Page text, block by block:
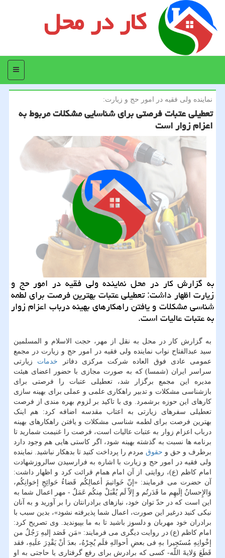
کار در محل
منو
نماینده ولی فقیه در امور حج و زیارت:
تعطیلی عتبات فرصتی برای شناسایی مشكلات مربوط به
اعزام زوار است
به گزارش کار در محل نماینده ولی فقیه در امور حج و
زیارت اظهار داشت: تعطیلی عتبات بهترین فرصت برای لطمه
شناسی مشکلات و یافتن راهکارهای بهینه درباب اعزام زوار
به عتبات عالیات است.
به گزارش کار در محل به نقل از مهر، حجت الاسلام و المسلمین
سید عبدالفتاح نواب نماینده ولی فقیه در امور حج و زیارت در مجمع
عمومی عادی فوق العاده شرکت مرکزی دفاتر خدمات زیارتی
سراسر ایران (شمسا) که به صورت مجازی با حضور اعضای هیئت
مدیره این مجمع برگزار شد، تعطیلی عتبات را فرصتی برای
بازشناسی مشکلات و تدبیر راهکاری علمی و عملی برای بهینه سازی
کارهای این حوزه برشمرد. وی با تاکید بر لزوم بهره مندی از فرصت
تعطیلی سفرهای زیارتی به اعتاب مقدسه اضافه کرد: هم اینک
بهترین فرصت برای لطمه شناسی مشکلات و یافتن راهکارهای بهینه
درباب اعزام زوار به عتبات عالیات است، فرصت را غنیمت شمارید تا
برنامه ها نسبت به گذشته بهینه شود، اگر کاستی هایی هم وجود دارد
برطرف و حق و حقوق مردم را پرداخت کنید تا بدهکار نباشید. نماینده
ولی فقیه در امور حج و زیارت با اشاره به فرارسیدن سالروزشهادت
امام کاظم (ع)، روایتی از آن امام همام قرائت کرد و اظهار داشت:
آن حضرت می فرمایند: «إنّ خَواتیمَ أعمالِکُم قَضاءُ حَوائِجِ إخوانِکُم،
وَالإِحسانُ إلَیهِم ما قَدَرتُم و إلاّ لَم یُقْبَلْ مِنکُم عَمَلٌ - مهر اعمال شما به
این است که در حدّ توان خود، نیازهای برادرانتان را بر آورید و به آنان
نیکی کنید درغیر این صورت، اعمال شما پذیرفته نشود»، بدین سبب با
برادران خود مهربان و دلسوز باشید تا به ما بپیوندید. وی تصریح کرد:
امام کاظم (ع) در روایت دیگری می فرمایند: «مَن قَصَد إلیهِ رَجُلٌ من
إخْوانِهِ مُستَجِیرا بهِ فی بعضِ أحوالهِ فلَم یُجِرْهُ، بعدَ أنْ یَقْدِرَ علَیهِ، فقد
قَطَعَ وَلایةَ اللّه- کسی که برادرش برای رفع گرفتاری یا حاجتی به او